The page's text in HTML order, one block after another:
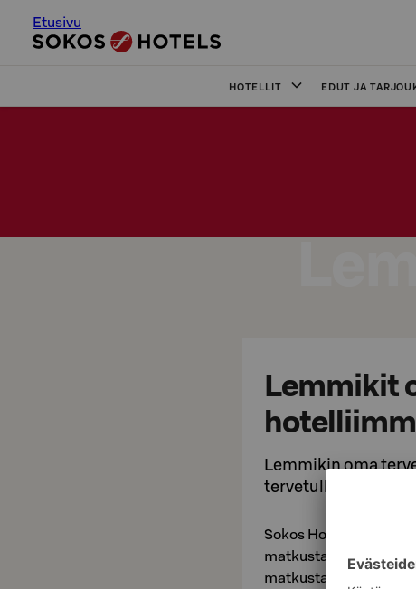
Etusivu
HOTELLIT EDUT JA
Lemmikit
Lemmikin oma
tervetulleeksi
Sokos Hotels -ketju ja
matkustaville
matkustaminen on